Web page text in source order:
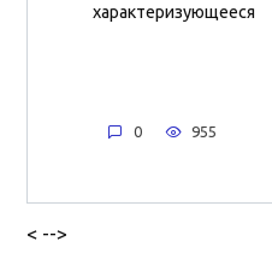
характеризующееся
0 955
< -->